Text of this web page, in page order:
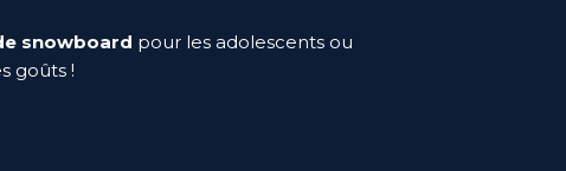
snowboard pour les adolescents ou
goûts !